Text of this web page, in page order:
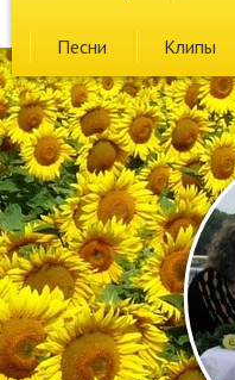
Песни Клипы